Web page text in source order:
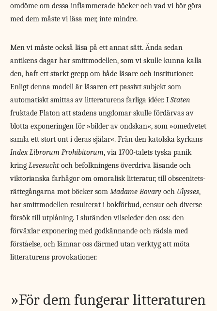
omdöme om dessa inflammerade böcker och vad vi bör göra
med dem måste vi läsa mer, inte mindre.
Men vi måste också läsa på ett annat sätt. Ända sedan
antikens dagar har smittmodellen, som vi skulle kunna kalla
den, haft ett starkt grepp om både läsare och institutioner.
Enligt denna modell är läsaren ett passivt subjekt som
automatiskt smittas av litteraturens farliga idéer. IStaten
fruktade Platon att stadens ungdomar skulle fördärvas av
blotta exponeringen för »bilder av ondskan«, som »omedvetet
samla ett stort ont i deras själar«. Från den katolska kyrkans
Index Librorum Prohibitorum, via 1700-talets tyska panik
kringLesesuchtoch befolkningens överdriva läsande och
viktorianska farhågor om omoralisk litteratur, till obscenitets­
rättegångarna mot böcker somMadame Bovary och ­ Ulysses,
har smittmodellen resulterat i bokförbud, censur och diverse
försök till utplåning. I slutänden vilseleder den oss: den
förväxlar exponering med godkännande och rädsla med
förståelse, och lämnar oss därmed utan verktyg att möta
litteraturens provokationer.
För dem fungerar litteraturen